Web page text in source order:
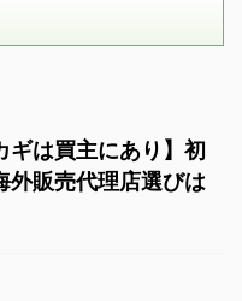
ギは買主にあり】初
外販売代理店選びは